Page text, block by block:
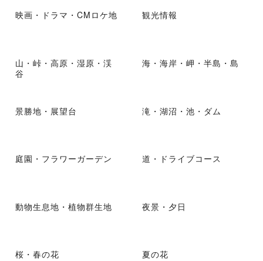
映画・ドラマ・CMロケ地 観光情報
山・峠・高原・湿原・渓
谷
海・海岸・岬・半島・島
景勝地・展望台 滝・湖沼・池・ダム
庭園・フラワーガーデン 道・ドライブコース
動物生息地・植物群生地 夜景・夕日
桜・春の花 夏の花